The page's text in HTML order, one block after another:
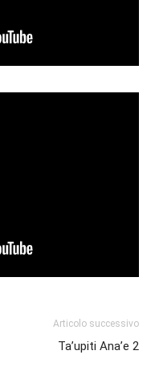
Articolo successivo
Ta’upiti Ana’e 2